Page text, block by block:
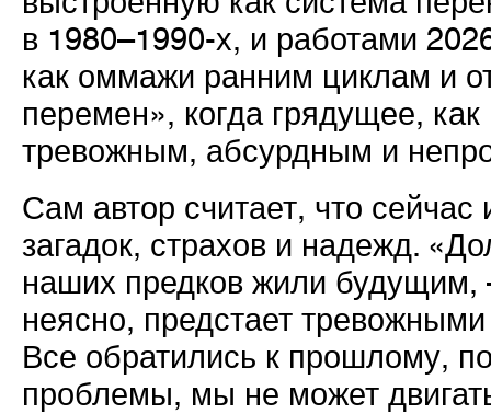
в 1980–1990-х, и работами
как оммажи ранним циклам и
перемен», когда грядущее, как
тревожным, абсурдным и
Сам автор считает, что сейчас
загадок, страхов и надежд.
наших предков жили будущим,
неясно, предстает
Все обратились к прошлому,
проблемы, мы не может